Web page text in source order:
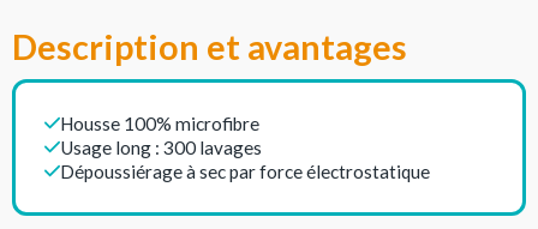
Description et avantages
Housse 100% microfibre
Usage long : 300 lavages
Dépoussiérage à sec par force électrostatique